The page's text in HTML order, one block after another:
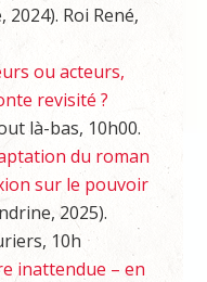
2024). Roi René,
ou acteurs,
revisité ?
là-bas, 10h00.
du roman
sur le pouvoir
2025).
10h
inattendue – en